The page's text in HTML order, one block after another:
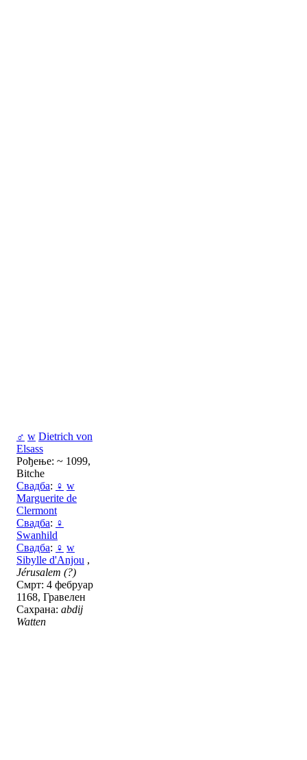
♂ w Dietrich von
Elsass
Рођење: ~ 1099,
Bitche
Свадба: ♀ w
Marguerite de
Clermont
Свадба: ♀
Swanhild
Свадба: ♀ w
Sibylle d'Anjou ,
Jérusalem (?)
Смрт: 4 фебруар
1168, Гравелен
Сахрана: abdij
Watten